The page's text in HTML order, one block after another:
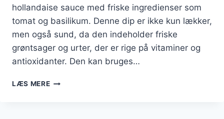
hollandaise sauce med friske ingredienser som
tomat og basilikum. Denne dip er ikke kun lækker,
men også sund, da den indeholder friske
grøntsager og urter, der er rige på vitaminer og
antioxidanter. Den kan bruges…
LÆS MEREHOLLANDAISE